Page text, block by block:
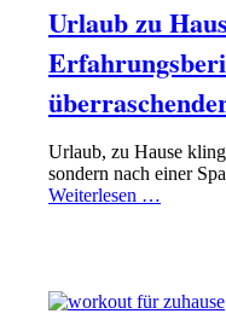
Urlaub zu
Urlaub, zu Hause
sondern nach einer
Weiterlesen …